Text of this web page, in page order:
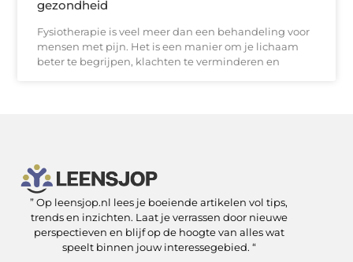
gezondheid
Fysiotherapie is veel meer dan een behandeling voor
mensen met pijn. Het is een manier om je lichaam
beter te begrijpen, klachten te verminderen en
” Op leensjop.nl lees je boeiende artikelen vol tips,
trends en inzichten. Laat je verrassen door nieuwe
perspectieven en blijf op de hoogte van alles wat
speelt binnen jouw interessegebied. “